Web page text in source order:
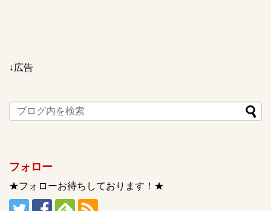
↓広告
フォロー
★フォローお待ちしております！★